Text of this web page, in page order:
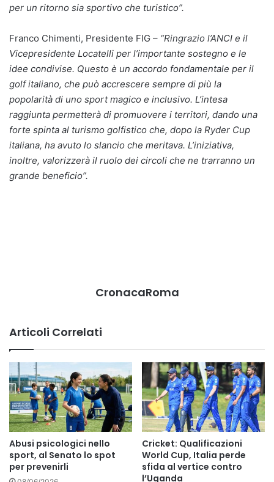
per un ritorno sia sportivo che turistico”.
Franco Chimenti, Presidente FIG – “Ringrazio l’ANCI e il
Vicepresidente Locatelli per l’importante sostegno e le
idee condivise. Questo è un accordo fondamentale per il
golf italiano, che può accrescere sempre di più la
popolarità di uno sport magico e inclusivo. L’intesa
raggiunta permetterà di promuovere i territori, dando una
forte spinta al turismo golfistico che, dopo la Ryder Cup
italiana, ha avuto lo slancio che meritava. L’iniziativa,
inoltre, valorizzerà il ruolo dei circoli che ne trarranno un
grande beneficio”.
CronacaRoma
Articoli Correlati
Abusi psicologici nello
sport, al Senato lo spot
per prevenirli
Cricket: Qualificazioni
World Cup, Italia perde
sfida al vertice contro
l’Uganda